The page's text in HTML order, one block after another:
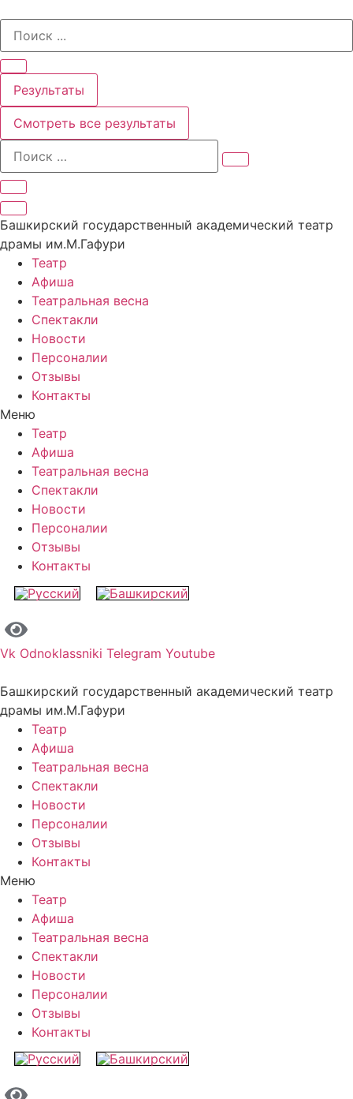
содержимому
Search
Результаты
Смотреть все результаты
Башкирский государственный академический театр
драмы им.М.Гафури
Театр
Афиша
Театральная весна
Спектакли
Новости
Персоналии
Отзывы
Контакты
Меню
Театр
Афиша
Театральная весна
Спектакли
Новости
Персоналии
Отзывы
Контакты
Vk Odnoklassniki Telegram Youtube
Башкирский государственный академический театр
драмы им.М.Гафури
Театр
Афиша
Театральная весна
Спектакли
Новости
Персоналии
Отзывы
Контакты
Меню
Театр
Афиша
Театральная весна
Спектакли
Новости
Персоналии
Отзывы
Контакты